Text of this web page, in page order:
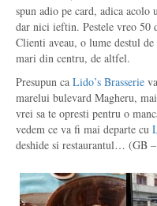
spun adio pe card, adica acolo
dar nici ieftin. Pestele vreo 50
Clienti aveau, o lume destul
mari din centru, de altfel.
Presupun ca Lido’s Brasserie
marelui bulevard Magheru,
vrei sa te opresti pentru o
vedem ce va fi mai departe cu
deshide si restaurantul… (GB